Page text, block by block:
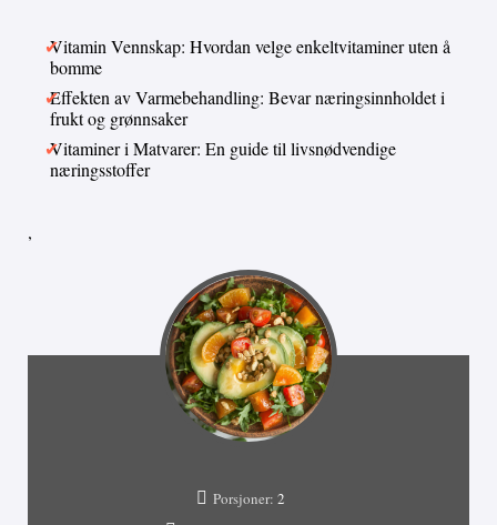
Vitamin Vennskap: Hvordan velge enkeltvitaminer uten å
bomme
Effekten av Varmebehandling: Bevar næringsinnholdet i
frukt og grønnsaker
Vitaminer i Matvarer: En guide til livsnødvendige
næringsstoffer
,
Porsjoner: 2